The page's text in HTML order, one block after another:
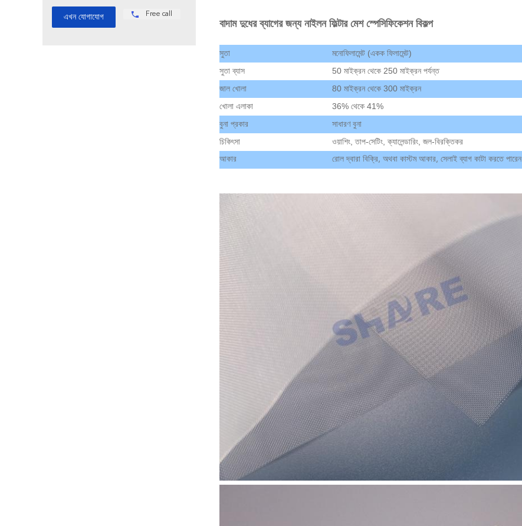
Free call
বাদাম দুধের ব্যাগের জন্য নাইলন ফিল্টার মেশ স্পেসিফিকেশন বিকল্প
সুতা
মনোফিলামেন্ট (একক ফিলামেন্ট)
সুতা ব্যাস
50 মাইক্রন থেকে 250 মাইক্রন পর্যন্ত
জাল খোলা
80 মাইক্রন থেকে 300 মাইক্রন
খোলা এলাকা
36% থেকে 41%
বুনা প্রকার
সাধারণ বুনা
চিকিৎসা
ওয়াশিং, তাপ-সেটিং, ক্যালেন্ডারিং, জল-বিরক্তিকর
আকার রোল দ্বারা বিক্রি, অথবা কাস্টম আকার, সেলাই ব্যাগ কাটা করতে পারেন